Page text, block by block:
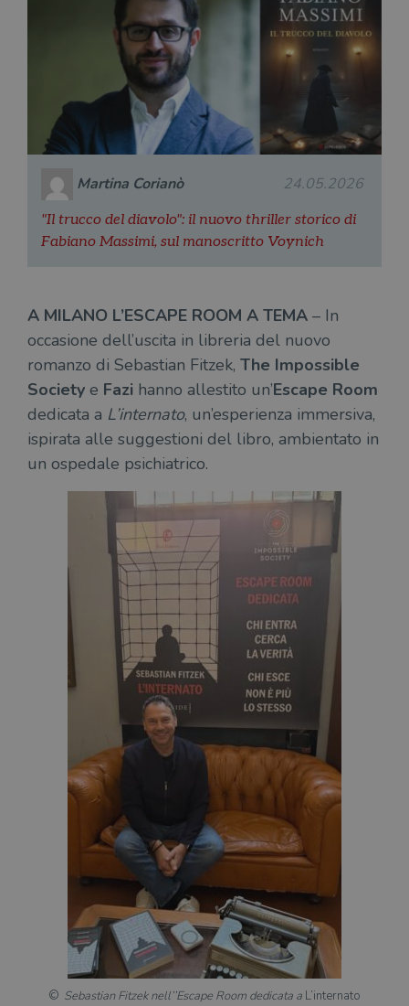
Martina Corianò 24.05.2026
"Il trucco del diavolo": il nuovo thriller storico di
Fabiano Massimi, sul manoscritto Voynich
A MILANO L’ESCAPE ROOM A TEMA – In
occasione dell’uscita in libreria del nuovo
romanzo di Sebastian Fitzek, The Impossible
Society e Fazi hanno allestito un’Escape Room
dedicata a L’internato, un’esperienza immersiva,
ispirata alle suggestioni del libro, ambientato in
un ospedale psichiatrico.
Sebastian Fitzek nell’’Escape Room dedicata a L’internato